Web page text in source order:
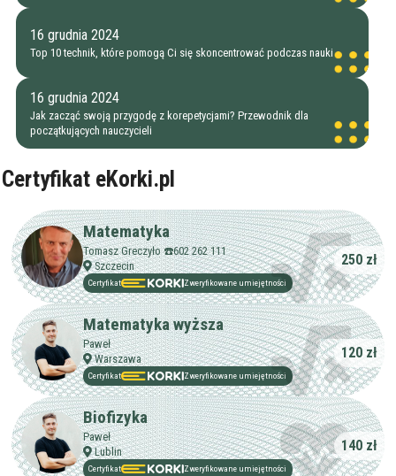
16 grudnia 2024
Top 10 technik, które pomogą Ci się skoncentrować podczas nauki
16 grudnia 2024
Jak zacząć swoją przygodę z korepetycjami? Przewodnik dla
początkujących nauczycieli
Certyfikat eKorki.pl
Matematyka
Tomasz Greczyło ☎️602 262 111
Szczecin
Certyfikat Zweryfikowane umiejętności
250 zł
Matematyka wyższa
Paweł
Warszawa
Certyfikat Zweryfikowane umiejętności
120 zł
Biofizyka
Paweł
Lublin
Certyfikat Zweryfikowane umiejętności
140 zł